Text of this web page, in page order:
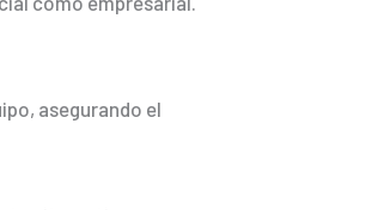
asegurando el